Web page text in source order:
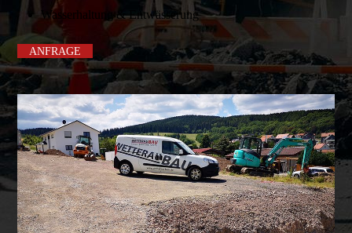
Wasserhaltung & Entwässerung
ANFRAGE